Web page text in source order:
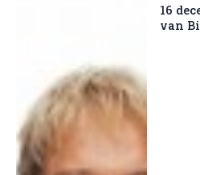
16
van